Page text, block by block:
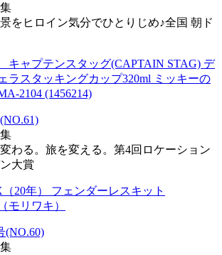
をヒロイン気分でひとりじめ♪全国 朝ド
キャプテンスタッグ(CAPTAIN STAG) デ
ラスタッキングカップ320ml ミッキーの
2104 (1456214)
わる。旅を変える。第4回ロケーション
大賞
（20年） フェンダーレスキット
モリワキ）
(NO.60)